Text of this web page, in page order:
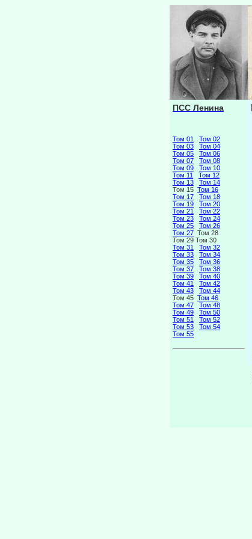
ПСС Ленина
Том 01
Том 02
Том 03
Том 04
Том 05
Том 06
Том 07
Том 08
Том 09
Том 10
Том 11
Том 12
Том 13
Том 14
Том 15 Том 16
Том 17
Том 18
Том 19
Том 20
Том 21
Том 22
Том 23
Том 24
Том 25
Том 26
Том 27 Том 28
Том 29 Том 30
Том 31
Том 32
Том 33
Том 34
Том 35
Том 36
Том 37
Том 38
Том 39
Том 40
Том 41
Том 42
Том 43
Том 44
Том 45 Том 46
Том 47
Том 48
Том 49
Том 50
Том 51
Том 52
Том 53
Том 54
Том 55